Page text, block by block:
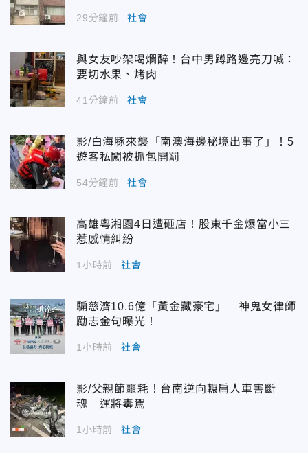
29分鐘前 社會
與女友吵架喝爛醉！台中男蹲路邊亮刀喊：
要切水果、烤肉
41分鐘前 社會
影/白海豚來襲「南澳海邊秘境出事了」！5
遊客私闖被抓包開罰
54分鐘前 社會
高雄粵湘園4日遭砸店！股東千金爆當小三
惹感情糾紛
1小時前 社會
騙慈濟10.6億「黃金藏豪宅」 神鬼女律師
勵志金句曝光！
1小時前 社會
影/父親節噩耗！台南逆向輾扁人車害斷
魂 運將毒駕
1小時前 社會